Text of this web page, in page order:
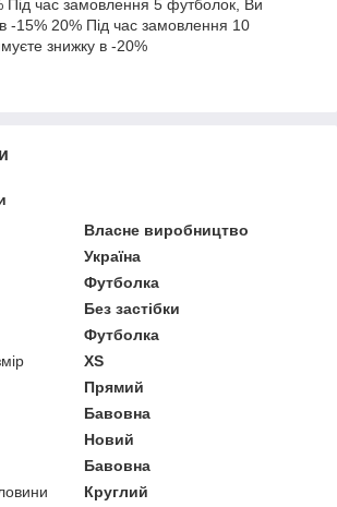
Під час замовлення 5 футболок, Ви
-15% 20% Під час замовлення 10
знижку в -20%
Власне виробництво
Україна
Футболка
Без застібки
Футболка
XS
Прямий
Бавовна
Новий
Бавовна
Круглий